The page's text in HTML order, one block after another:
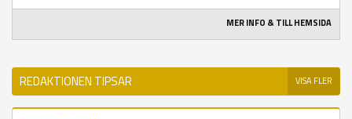
MER INFO & TILL HEMSIDA
REDAKTIONEN TIPSAR VISA FLER